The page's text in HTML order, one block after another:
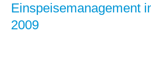
Einspeisemanagement
2009